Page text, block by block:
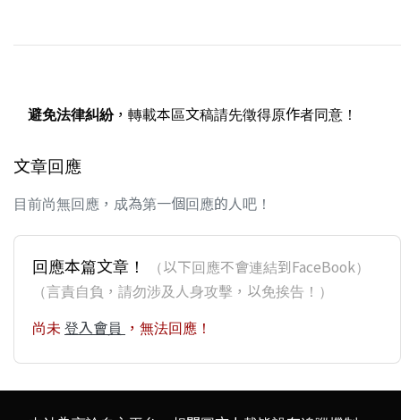
避免法律糾紛，轉載本區文稿請先徵得原作者同意！
文章回應
目前尚無回應，成為第一個回應的人吧！
回應本篇文章！
（以下回應不會連結到FaceBook）
（言責自負，請勿涉及人身攻擊，以免挨告！）
尚未 登入會員 ，無法回應！